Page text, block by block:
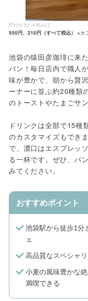
Photo by 水島みほ
550円、210円（すべて税込）
※カ
池袋の猿田彦珈琲に来
パン！毎日店内で職人
味が豊かで、朝から贅
ーナーに並ぶ約20種類
のトーストやたまごサ
ドリンクは全部で15種
のカスタマイズもでき
で、濃口はエスプレッ
る一杯です。ぜひ、パ
みてください。
おすすめポイント
池袋駅から徒歩1分
ェ
高品質なスペシャ
小麦の風味豊かな
満喫できる